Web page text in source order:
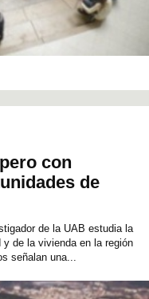
con
de
de la UAB estudia la
de la vivienda en la región
señalan una...